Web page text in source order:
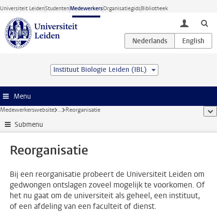
Ga direct naar de inhoud
Universiteit LeidenStudentenMedewerkersOrganisatiegidsBibliotheek
toggle
Instituut Biologie Leiden (IBL)
Menu
Medewerkerswebsite ... Reorganisatie
Submenu
Reorganisatie
Bij een reorganisatie probeert de Universiteit Leiden om
gedwongen ontslagen zoveel mogelijk te voorkomen. Of
het nu gaat om de universiteit als geheel, een instituut,
of een afdeling van een faculteit of dienst.